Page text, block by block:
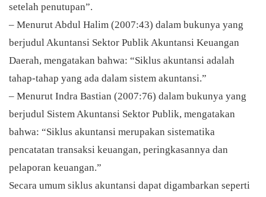
setelah penutupan”.
– Menurut Abdul Halim (2007:43) dalam bukunya yang
berjudul Akuntansi Sektor Publik Akuntansi Keuangan
Daerah, mengatakan bahwa: “Siklus akuntansi adalah
tahap-tahap yang ada dalam sistem akuntansi.”
– Menurut Indra Bastian (2007:76) dalam bukunya yang
berjudul Sistem Akuntansi Sektor Publik, mengatakan
bahwa: “Siklus akuntansi merupakan sistematika
pencatatan transaksi keuangan, peringkasannya dan
pelaporan keuangan.”
Secara umum siklus akuntansi dapat digambarkan seperti